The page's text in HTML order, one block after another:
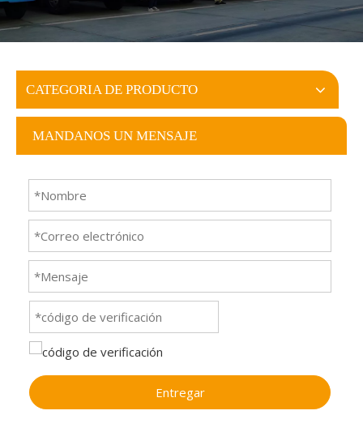
CATEGORIA DE PRODUCTO
MANDANOS UN MENSAJE
Entregar